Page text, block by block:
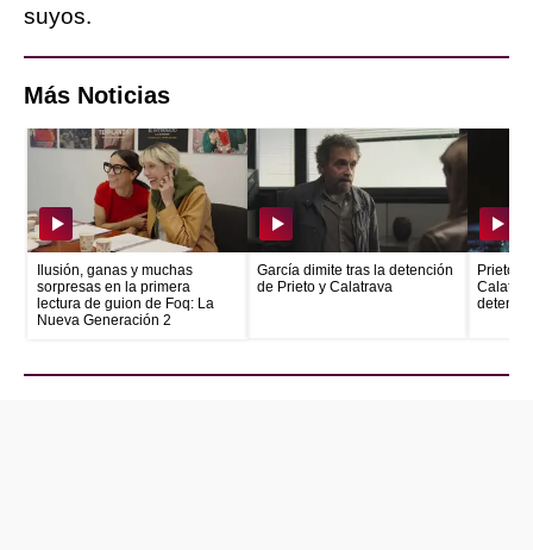
suyos.
Más Noticias
Ilusión, ganas y muchas
sorpresas en la primera
lectura de guion de Foq: La
Nueva Generación 2
García dimite tras la detención
de Prieto y Calatrava
Prieto